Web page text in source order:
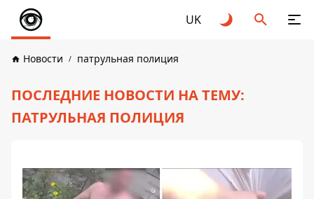
UK
Новости патрульная полиция
ПОСЛЕДНИЕ НОВОСТИ НА ТЕМУ:
ПАТРУЛЬНАЯ ПОЛИЦИЯ